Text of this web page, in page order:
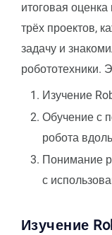
итоговая
трёх проектов,
задачу и
робототехники.
Изучение
Обучение с
робота
Понимание
с
Изучение